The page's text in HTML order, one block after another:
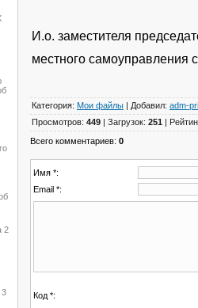
2
3
И.о. заместителя
местного
Категория: Мои файлы | Добавил: adm-
Просмотров: 449 | Загрузок: 251 |
Всего комментариев: 0
Имя *:
Email *:
Код *: